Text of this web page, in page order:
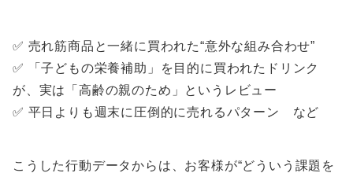
✅ 売れ筋商品と一緒に買われた“意外な組み合わせ”
✅ 「子どもの栄養補助」を目的に買われたドリンク
が、実は「高齢の親のため」というレビュー
✅ 平日よりも週末に圧倒的に売れるパターン など
こうした行動データからは、お客様が“どういう課題を